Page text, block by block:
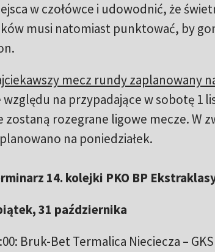
w czołówce i udowodnić, że
musi natomiast punktować, by
mecz rundy zaplanowany
względu na przypadające w sobotę 1
zostaną rozegrane ligowe mecze. W
na poniedziałek.
14. kolejki PKO BP
31 października
Bruk-Bet Termalica Nieciecza –